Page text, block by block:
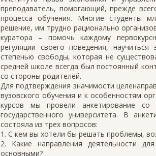
преподаватель, помогающий, прежде
процесса обучения. Многие студенты
решение, им трудно рационально
куратора – помочь каждому
регуляции своего поведения,
степенью свободы, которая не
средней школе всегда был постоянный
со стороны родителей.
Для подтверждения значимости
вузовского обучения и к особенностям
курсов мы провели анкетирование со
государственного университета. В
состояла из трех вопросов:
1. С кем вы хотели бы решать проблемы,
2. Какие направления деятельности
основными?